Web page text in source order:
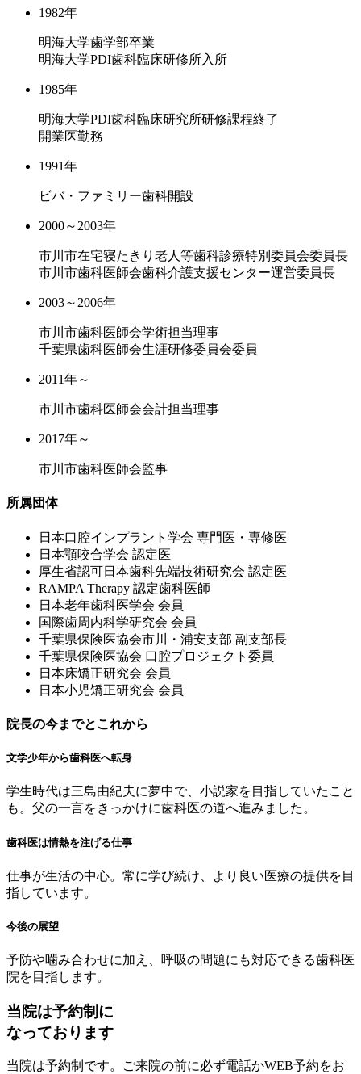
1982年
明海大学歯学部卒業
明海大学PDI歯科臨床研修所入所
1985年
明海大学PDI歯科臨床研究所研修課程終了
開業医勤務
1991年
ビバ・ファミリー歯科開設
2000～2003年
市川市在宅寝たきり老人等歯科診療特別委員会委員長
市川市歯科医師会歯科介護支援センター運営委員長
2003～2006年
市川市歯科医師会学術担当理事
千葉県歯科医師会生涯研修委員会委員
2011年～
市川市歯科医師会会計担当理事
2017年～
市川市歯科医師会監事
所属団体
⽇本⼝腔インプラント学会 専⾨医・専修医
⽇本顎咬合学会 認定医
厚⽣省認可⽇本⻭科先端技術研究会 認定医
RAMPA Therapy 認定⻭科医師
⽇本⽼年⻭科医学会 会員
国際⻭周内科学研究会 会員
千葉県保険医協会市川・浦安⽀部 副⽀部⻑
千葉県保険医協会 ⼝腔プロジェクト委員
⽇本床矯正研究会 会員
⽇本⼩児矯正研究会 会員
院長の今までとこれから
文学少年から歯科医へ転身
学生時代は三島由紀夫に夢中で、小説家を目指していたこと
も。父の一言をきっかけに歯科医の道へ進みました。
歯科医は情熱を注げる仕事
仕事が生活の中心。常に学び続け、より良い医療の提供を目
指しています。
今後の展望
予防や噛み合わせに加え、呼吸の問題にも対応できる歯科医
院を目指します。
当院は予約制に
なっております
当院は予約制です。ご来院の前に必ず電話かWEB予約をお